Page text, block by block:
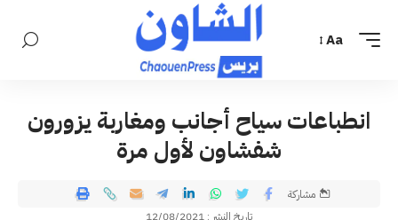
Aa
انطباعات سياح أجانب ومغاربة يزورون
شفشاون لأول مرة
تاريخ النشر : 12/08/2021
مشاركة